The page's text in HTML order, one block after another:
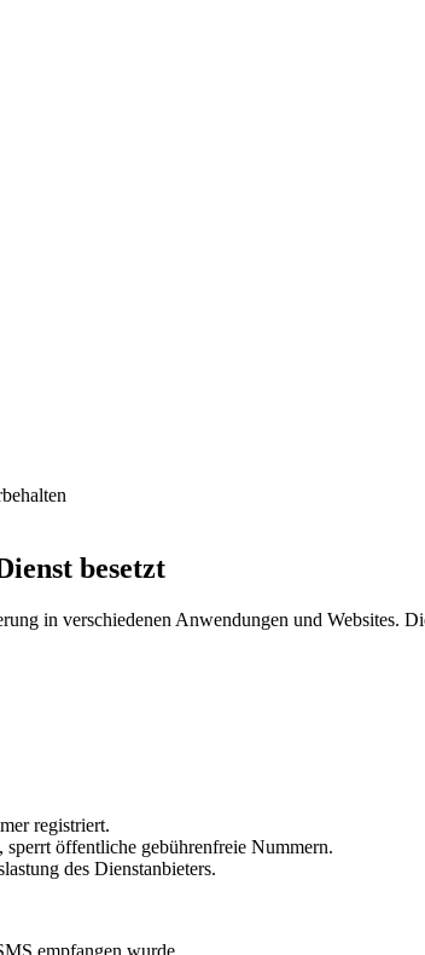
besetzt
in verschiedenen Anwendungen und Websites.
registriert.
öffentliche gebührenfreie Nummern.
des Dienstanbieters.